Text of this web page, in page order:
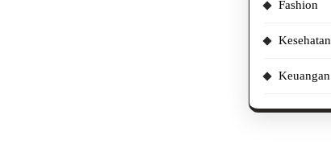
Fashion
Kesehatan
Keuangan